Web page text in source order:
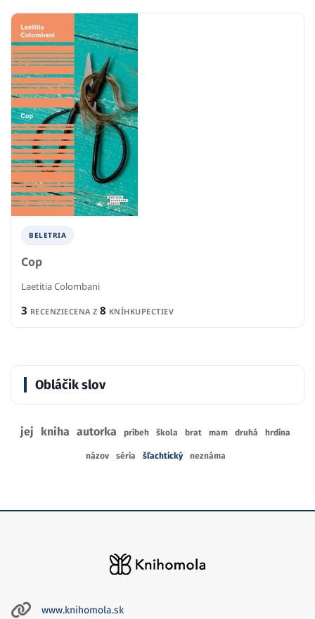
BELETRIA
Cop
Laetitia Colombani
3 RECENZIECENA Z 8 KNÍHKUPECTIEV
Obláčik slov
jej kniha autorka príbeh škola brat mam druhá hrdina
názov séria šľachtický neznáma
www.knihomola.sk